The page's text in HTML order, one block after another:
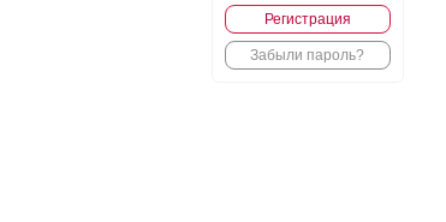
Регистрация
Забыли пароль?